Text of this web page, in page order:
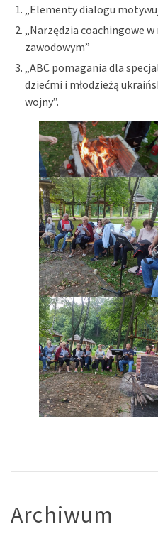
„Elementy dialogu
„Narzędzia coachingowe
zawodowym”
„ABC pomagania dla
dziećmi i młodzieżą
wojny”.
Archiwum